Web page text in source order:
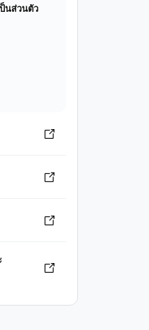
นส่วนตัว